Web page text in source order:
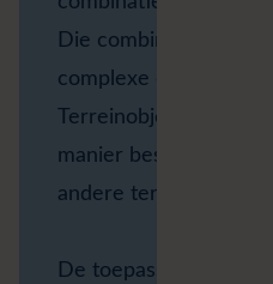
Die combinatie maakt
complexe datamodel
Terreinobjecten op
manier beschikbaar
andere
De toepassing